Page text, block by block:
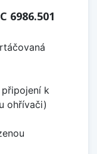
6986.501
k
ohřívači)